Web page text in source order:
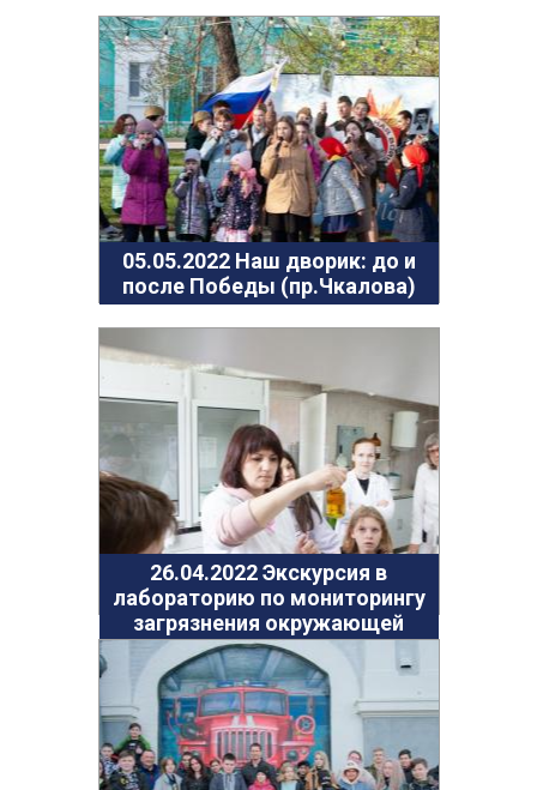
Антитеррористическая защищенность
ГО и ЧС
О правилах безопасности при морозе
Безопасность дорожного движения
Безопасность на железной дороге
Безопасность на воде
Профилактика асоциального поведения
Безопасность в интернете
Мошенники не дремлют
ЭЛЕКТРИЧЕСКИЙ ТОК - ДЕТЯМ НЕ ДРУГ!
ОСТОРОЖНО, КЛЕЩИ!
Противодействие коррупции
Информация о кадровом обеспечении, вакансии
Юридические реквизиты Центра
Белая ладья
Бригантина
Каравелла
Комета
05.05.2022 Наш дворик: до и
после Победы (пр.Чкалова)
26.04.2022 Экскурсия в
лабораторию по мониторингу
загрязнения окружающей
среды Дзержинск